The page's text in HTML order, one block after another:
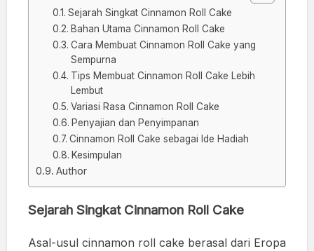
Sejarah Singkat Cinnamon Roll Cake
Bahan Utama Cinnamon Roll Cake
Cara Membuat Cinnamon Roll Cake yang
Sempurna
Tips Membuat Cinnamon Roll Cake Lebih
Lembut
Variasi Rasa Cinnamon Roll Cake
Penyajian dan Penyimpanan
Cinnamon Roll Cake sebagai Ide Hadiah
Kesimpulan
Author
Sejarah Singkat Cinnamon Roll Cake
Asal-usul cinnamon roll cake berasal dari Eropa